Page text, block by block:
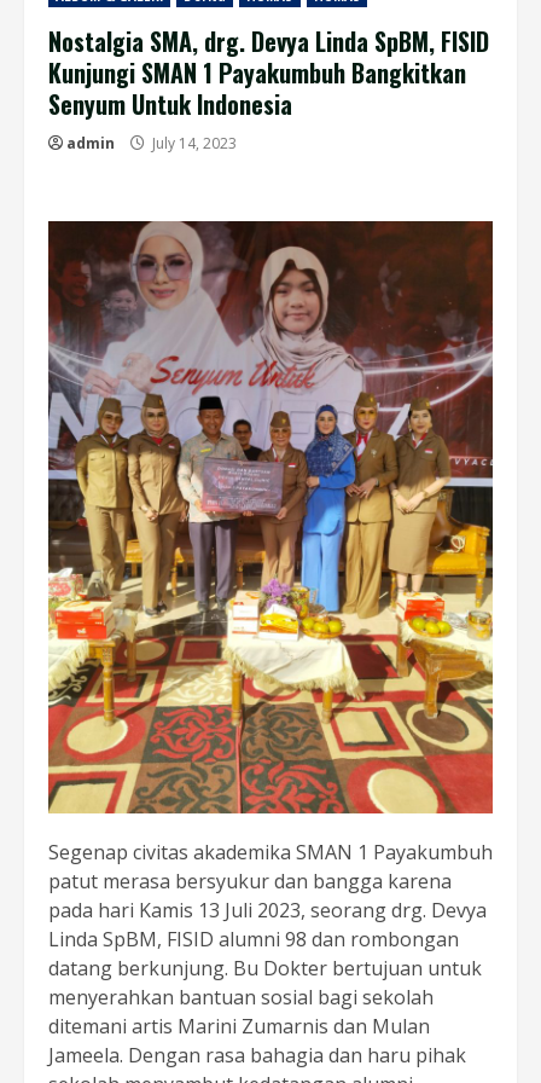
Nostalgia SMA, drg. Devya Linda SpBM, FISID
Kunjungi SMAN 1 Payakumbuh Bangkitkan
Senyum Untuk Indonesia
admin July 14, 2023
Segenap civitas akademika SMAN 1 Payakumbuh
patut merasa bersyukur dan bangga karena
pada hari Kamis 13 Juli 2023, seorang drg. Devya
Linda SpBM, FISID alumni 98 dan rombongan
datang berkunjung. Bu Dokter bertujuan untuk
menyerahkan bantuan sosial bagi sekolah
ditemani artis Marini Zumarnis dan Mulan
Jameela. Dengan rasa bahagia dan haru pihak